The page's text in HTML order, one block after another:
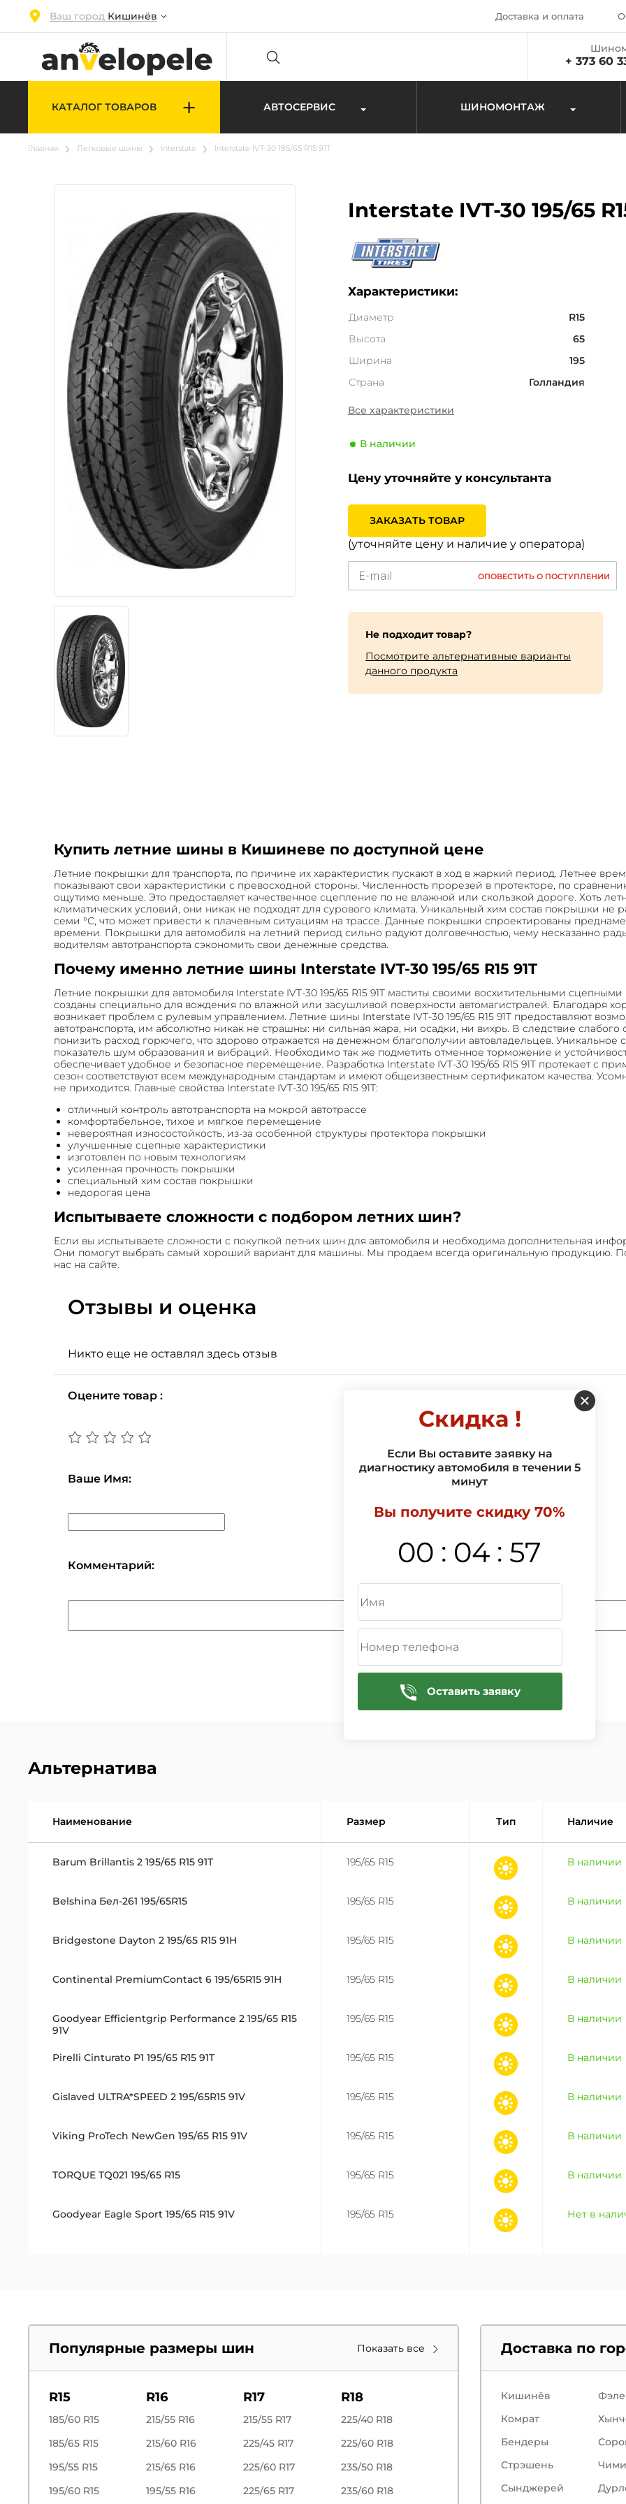
Ваш город Кишинёв Доставка и оплата
+ 373 60
КАТАЛОГ ТОВАРОВ + АВТОСЕРВИС ШИНОМОНТАЖ
Главная Легковые шины Interstate Interstate IVT-30 195/65 R15 91T
Interstate IVT-30 195/65
Характеристики:
Диаметр
R15
Высота
65
Ширина
195
Страна
Голландия
Сезонность
средства
Индекс скорости
T (190 км/ч)
Индекс нагрузки
Все характеристики
В наличии
Цену уточняйте у консультанта
ЗАКАЗАТЬ ТОВАР
(уточняйте цену и наличие у оператора)
ОПОВЕСТИТЬ О ПОСТУПЛЕНИИ
Не подходит товар?
Посмотрите альтернативные варианты
данного продукта
Купить летние шины в Кишиневе по доступной цене
Летние покрышки для транспорта, по причине их характеристик пускают в ход в жаркий период. Летнее
показывают свои характеристики с превосходной стороны. Численность прорезей в протекторе, по
ощутимо меньше. Это предоставляет качественное сцепление по не влажной или скользкой дороге. Хоть
климатических условий, они никак не подходят для сурового климата. Уникальный хим состав покрышки
семи °С, что может привести к плачевным ситуациям на трассе. Данные покрышки спроектированы
времени. Покрышки для автомобиля на летний период сильно радуют долговечностью, чему несказанно
водителям автотранспорта сэкономить свои денежные средства.
Почему именно летние шины Interstate IVT-30 195/65 R15 91T
Летние покрышки для автомобиля Interstate IVT-30 195/65 R15 91T маститы своими восхитительными
созданы специально для вождения по влажной или засушливой поверхности автомагистралей. Благодаря
возникает проблем с рулевым управлением. Летние шины Interstate IVT-30 195/65 R15 91T предоставляют
автотранспорта, им абсолютно никак не страшны: ни сильная жара, ни осадки, ни вихрь. В следствие
понизить расход горючего, что здорово отражается на денежном благополучии автовладельцев. Уникальное
показатель шум образования и вибраций. Необходимо так же подметить отменное торможение и
обеспечивает удобное и безопасное перемещение. Разработка Interstate IVT-30 195/65 R15 91T протекает с
сезон соответствуют всем международным стандартам и имеют общеизвестным сертификатом качества.
не приходится. Главные свойства Interstate IVT-30 195/65 R15 91T:
отличный контроль автотранспорта на мокрой автотрассе
комфортабельное, тихое и мягкое перемещение
невероятная износостойкость, из-за особенной структуры протектора покрышки
улучшенные сцепные характеристики
изготовлен по новым технологиям
усиленная прочность покрышки
специальный хим состав покрышки
недорогая цена
Испытываете сложности с подбором летних шин?
Если вы испытываете сложности с покупкой летних шин для автомобиля и необходима дополнительная
Они помогут выбрать самый хороший вариант для машины. Мы продаем всегда оригинальную продукцию.
нас на сайте.
Отзывы и оценка
Никто еще не оставлял здесь отзыв
Оцените товар :
Ваше Имя:
Комментарий:
ДОБАВИТЬ
Альтернатива
Наименование Размер Тип Наличие
Barum Brillantis 2 195/65 R15 91T 195/65 R15 В наличии
Belshina Бел-261 195/65R15 195/65 R15 В наличии
Bridgestone Dayton 2 195/65 R15 91H 195/65 R15 В наличии
Continental PremiumContact 6 195/65R15 91H 195/65 R15 В наличии
Goodyear Efficientgrip Performance 2 195/65 R15
91V
195/65 R15 В наличии
Pirelli Cinturato P1 195/65 R15 91T 195/65 R15 В наличии
Gislaved ULTRA*SPEED 2 195/65R15 91V 195/65 R15 В наличии
Viking ProTech NewGen 195/65 R15 91V 195/65 R15 В наличии
TORQUE TQ021 195/65 R15 195/65 R15 В наличии
Goodyear Eagle Sport 195/65 R15 91V 195/65 R15 Нет в
Популярные размеры шин Показать все
R15
185/60 R15
185/65 R15
195/55 R15
195/60 R15
R16
215/55 R16
215/60 R16
215/65 R16
195/55 R16
R17
215/55 R17
225/45 R17
225/60 R17
225/65 R17
R18
225/40 R18
225/60 R18
235/50 R18
235/60 R18
Доставка по
Кишинёв
Комрат
Бендеры
Стрэшень
Сынджерей
Скидка !
Если Вы оставите заявку на
диагностику автомобиля в течении 5
минут
Вы получите скидку 70%
00 : 04 : 56
Оставить заявку